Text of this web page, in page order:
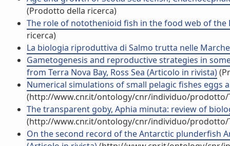
(Prodotto della ricerca)
The role of notothenioid fish in the food web of the
ricerca)
La biologia riproduttiva di Salmo trutta nelle
Gametogenesis and reproductive strategies in
from Terra Nova Bay, Ross Sea (Articolo in rivista)
Numerical simulations of small pelagic fishes eggs
(http://www.cnr.it/ontology/cnr/individuo/prodotto/
The transparent goby, Aphia minuta: review of
(http://www.cnr.it/ontology/cnr/individuo/prodotto/
On the second record of the Antarctic plunderfish